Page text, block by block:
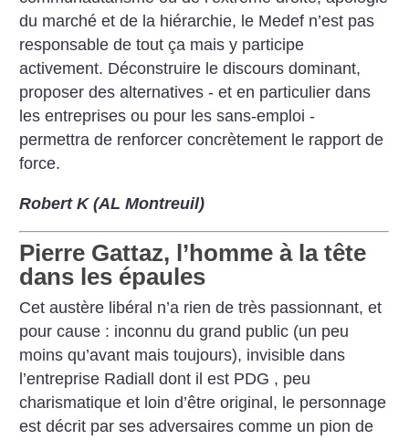
du marché et de la hiérarchie, le Medef n’est pas
responsable de tout ça mais y participe
activement. Déconstruire le discours dominant,
proposer des alternatives - et en particulier dans
les entreprises ou pour les sans-emploi -
permettra de renforcer concrètement le rapport de
force.
Robert K (AL Montreuil)
Pierre Gattaz, l’homme à la tête
dans les épaules
Cet austère libéral n’a rien de très passionnant, et
pour cause : inconnu du grand public (un peu
moins qu’avant mais toujours), invisible dans
l’entreprise Radiall dont il est PDG , peu
charismatique et loin d’être original, le personnage
est décrit par ses adversaires comme un pion de